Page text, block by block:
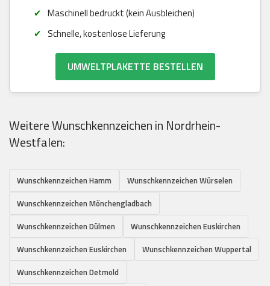
Maschinell bedruckt (kein Ausbleichen)
Schnelle, kostenlose Lieferung
UMWELTPLAKETTE BESTELLEN
Weitere Wunschkennzeichen in Nordrhein-
Westfalen:
Wunschkennzeichen Hamm
Wunschkennzeichen Würselen
Wunschkennzeichen Mönchengladbach
Wunschkennzeichen Dülmen
Wunschkennzeichen Euskirchen
Wunschkennzeichen Euskirchen
Wunschkennzeichen Wuppertal
Wunschkennzeichen Detmold